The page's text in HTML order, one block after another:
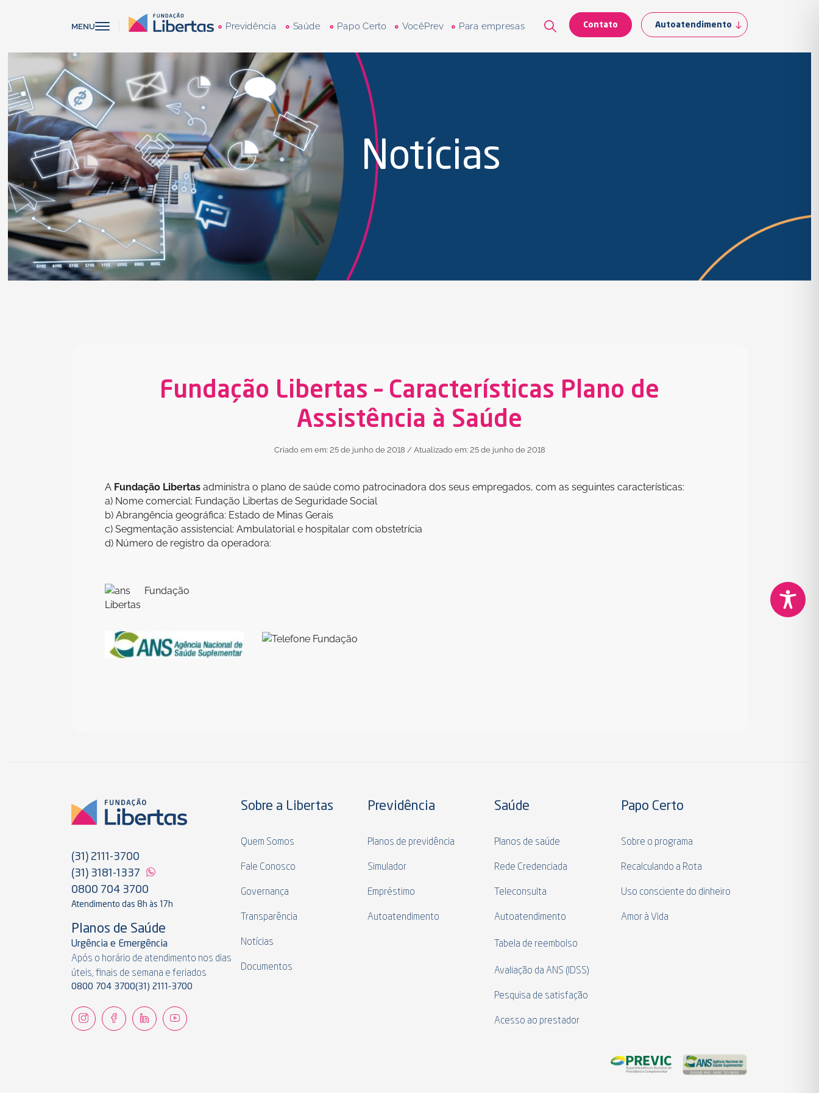
MENU Previdência Saúde Papo Certo VocêPrev Para empresas Contato Autoatendimento
Notícias
Fundação Libertas – Características Plano de
Assistência à Saúde
Criado em em: 25 de junho de 2018 / Atualizado em: 25 de junho de 2018
A Fundação Libertas administra o plano de saúde como patrocinadora dos seus empregados, com as seguintes características:
a) Nome comercial: Fundação Libertas de Seguridade Social
b) Abrangência geográfica: Estado de Minas Gerais
c) Segmentação assistencial: Ambulatorial e hospitalar com obstetrícia
d) Número de registro da operadora:
(31) 2111-3700
(31) 3181-1337
0800 704 3700
Atendimento das 8h às 17h
Planos de Saúde
Urgência e Emergência
Após o horário de atendimento nos dias
úteis, finais de semana e feriados
0800 704 3700(31) 2111-3700
Sobre a Libertas
Quem Somos
Fale Conosco
Governança
Transparência
Notícias
Documentos
Previdência
Planos de previdência
Simulador
Empréstimo
Autoatendimento
Saúde
Planos de saúde
Rede Credenciada
Teleconsulta
Autoatendimento
Tabela de reembolso
Avaliação da ANS (IDSS)
Pesquisa de satisfação
Acesso ao prestador
Papo Certo
Sobre o programa
Recalculando a Rota
Uso consciente do dinheiro
Amor à Vida